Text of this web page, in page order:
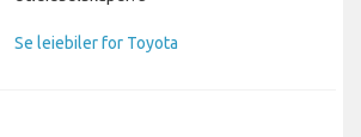
Se leiebiler for Toyota